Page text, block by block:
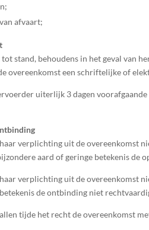
afvaart;
stand, behoudens in het geval van
overeenkomst een schriftelijke of
uiterlijk 3 dagen
verplichting uit de overeenkomst
aard of geringe betekenis de
verplichting uit de overeenkomst
de ontbinding niet
tijde het recht de overeenkomst